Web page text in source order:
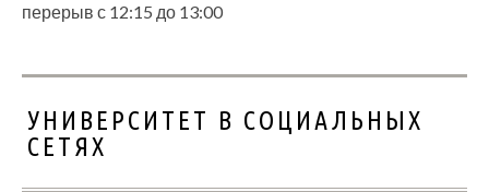
перерыв с 12:15 до 13:00
УНИВЕРСИТЕТ В СОЦИАЛЬНЫХ
СЕТЯХ